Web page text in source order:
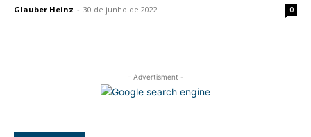
Glauber Heinz - 30 de junho de 2022 0
- Advertisment -